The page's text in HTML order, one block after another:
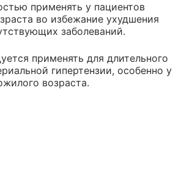
применять у пациентов
во избежание ухудшения
заболеваний.
применять для длительного
гипертензии, особенно у
возраста.